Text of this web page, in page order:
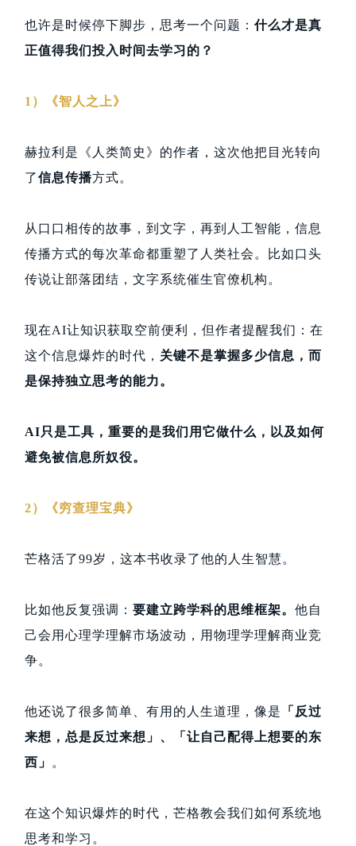
也许是时候停下脚步，思考一个问题： 什么才是真
正值得我们投入时间去学习的？
1）《智人之上》
赫拉利是《人类简史》的作者，这次他把目光转向
了信息传播方式。
从口口相传的故事，到文字，再到人工智能，信息
传播方式的每次革命都重塑了人类社会。比如口头
传说让部落团结，文字系统催生官僚机构。
现在AI让知识获取空前便利，但作者提醒我们：在
这个信息爆炸的时代， 关键不是掌握多少信息，而
是保持独立思考的能力。
AI只是工具，重要的是我们用它做什么，以及如何
避免被信息所奴役。
2）《穷查理宝典》
芒格活了99岁，这本书收录了他的人生智慧。
比如他反复强调： 要建立跨学科的思维框架。 他自
己会用心理学理解市场波动，用物理学理解商业竞
争。
他还说了很多简单、有用的人生道理，像是
「反过
来想，总是反过来想」、「让自己配得上想要的东
西」
。
在这个知识爆炸的时代，芒格教会我们如何系统地
思考和学习。